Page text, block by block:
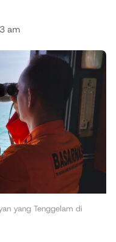
am
yang Tenggelam di